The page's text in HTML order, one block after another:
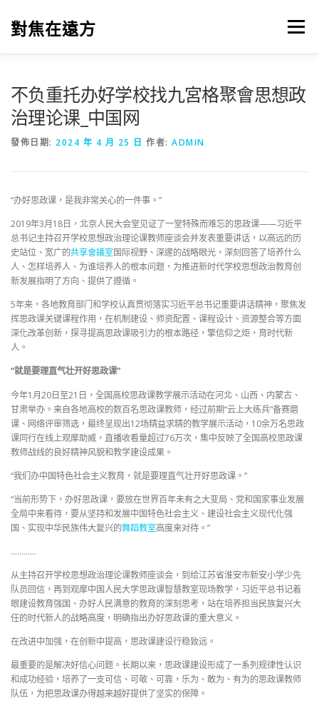
對焦在遠方 選單
不负重托办好学校找九宮格聚會思想政
治理论课_中国网
發佈日期: 2024 年 4 月 25 日 作者: ADMIN
“办好思政课，是我非常关心的一件事。”
2019年3月18日，北京人民大会堂见证了一堂特殊而难忘的思政课——习近平
总书记主持召开学校思想政治理论课教师座谈会并发表重要讲话，以高远的历
史站位、宽广的共享會議室国际视野、深邃的战略眼光，深刻回答了培养什么
人、怎样培养人、为谁培养人的根本问题，为推进新时代学校思想政治教育创
新发展指明了方向、提供了遵循。
5年来，各地教育部门和学校认真贯彻落实习近平总书记重要讲话精神，聚焦发
挥思政课关键课程作用，在机制建设、师资配置、课程设计、资源整合等方面
深化改革创新，探寻提高思政课吸引力的根本路径，擎信仰之炬，育时代新
人。
“就是要理直气壮开好思政课”
今年1月20日至21日，全国高校思政课教学展示活动在河北、山西、内蒙古、
甘肃举办。来自各地高校的数百名思政课教师，经过前期“云上大练兵”备赛磨
课、网络评审筛选，最终呈现出12场精益求精的教学展示活动，10余万名思政
课同行在线上观摩助威，直播收看量超过76万次，集中反映了全国高校思政课
教师战线的良好精神风貌和教学建设成果。
“我们办中国特色社会主义教育，就是要理直气壮开好思政课。”
“当前形势下，办好思政课，要放在世界百年未有之大变局、党和国家事业发展
全局中来看待，要从坚持和发展中国特色社会主义、建设社会主义现代化强
国、实现中华民族伟大复兴的舞蹈教室高度来对待。”
…………
从主持召开学校思想政治理论课教师座谈会，到给江苏省淮安市新安小学少先
队员回信，再到观摩中国人民大学思政课智慧教室现场教学，习近平总书记着
眼建设教育强国、办好人民满意的教育的深刻思考，站在培养担当民族复兴大
任的时代新人的战略高度，明确指出办好思政课的重大意义。
在改进中加强，在创新中提高，思政课建设行稳致远。
最重要的是解决好信心问题。长期以来，思政课建设形成了一系列规律性认识
和成功经验，培养了一支可信、可敬、可靠，乐为、敢为、有为的思政课教师
队伍，为把思政课办得越来越好提供了坚实的保障。